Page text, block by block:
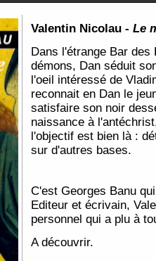
Valentin Nicolau - Le
Dans l'étrange Bar
démons, Dan séduit
l'oeil intéressé de
reconnait en Dan le
satisfaire son noir
naissance à
l'objectif est bien là :
sur d'autres bases.
C'est Georges Banu
Editeur et écrivain,
personnel qui a plu à
A découvrir.